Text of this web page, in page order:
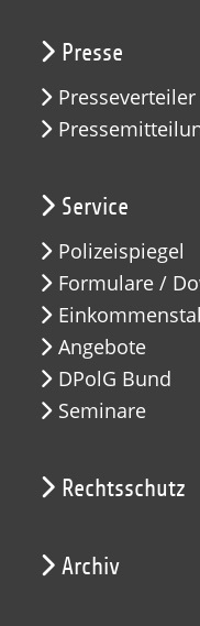
Presse
Presseverteiler
Service
Polizeispiegel
Formulare /
Angebote
DPolG Bund
Seminare
Rechtsschutz
Archiv